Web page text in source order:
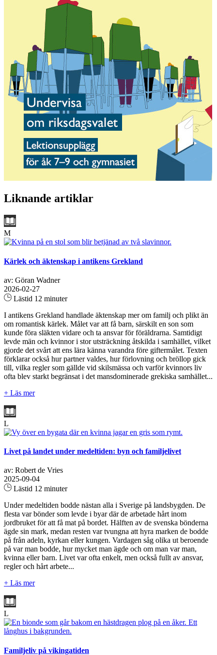
Liknande artiklar
M
Kärlek och äktenskap i antikens Grekland
av: Göran Wadner
2026-02-27
Lästid 12 minuter
I antikens Grekland handlade äktenskap mer om familj och plikt än
om romantisk kärlek. Målet var att få barn, särskilt en son som
kunde föra släkten vidare och ta ansvar för föräldrarna. Samtidigt
levde män och kvinnor i stor utsträckning åtskilda i samhället, vilket
gjorde det svårt att ens lära känna varandra före giftermålet. Texten
förklarar också hur partner valdes, hur förlovning och bröllop gick
till, vilka regler som gällde vid skilsmässa och varför kvinnors liv
ofta blev starkt begränsat i det mansdominerade grekiska samhället...
+ Läs mer
L
Livet på landet under medeltiden: byn och familjelivet
av: Robert de Vries
2025-09-04
Lästid 12 minuter
Under medeltiden bodde nästan alla i Sverige på landsbygden. De
flesta var bönder som levde i byar där de arbetade hårt inom
jordbruket för att få mat på bordet. Hälften av de svenska bönderna
ägde sin mark, medan resten var tvungna att hyra marken de bodde
på från adeln, kyrkan eller kungen. Vardagen såg olika ut beroende
på var man bodde, hur mycket man ägde och om man var man,
kvinna eller barn. Livet var ofta enkelt, men också fullt av ansvar,
regler och hårt arbete...
+ Läs mer
L
Familjeliv på vikingatiden